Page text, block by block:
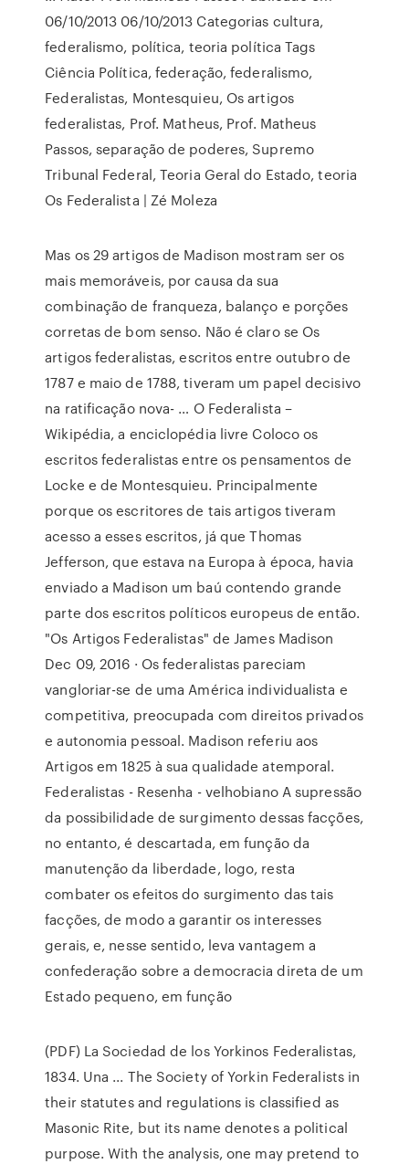
06/10/2013 06/10/2013 Categorias cultura,
federalismo, política, teoria política Tags
Ciência Política, federação, federalismo,
Federalistas, Montesquieu, Os artigos
federalistas, Prof. Matheus, Prof. Matheus
Passos, separação de poderes, Supremo
Tribunal Federal, Teoria Geral do Estado, teoria
Os Federalista | Zé Moleza
Mas os 29 artigos de Madison mostram ser os
mais memoráveis, por causa da sua
combinação de franqueza, balanço e porções
corretas de bom senso. Não é claro se Os
artigos federalistas, escritos entre outubro de
1787 e maio de 1788, tiveram um papel decisivo
na ratificação nova- … O Federalista –
Wikipédia, a enciclopédia livre Coloco os
escritos federalistas entre os pensamentos de
Locke e de Montesquieu. Principalmente
porque os escritores de tais artigos tiveram
acesso a esses escritos, já que Thomas
Jefferson, que estava na Europa à época, havia
enviado a Madison um baú contendo grande
parte dos escritos políticos europeus de então.
"Os Artigos Federalistas" de James Madison
Dec 09, 2016 · Os federalistas pareciam
vangloriar-se de uma América individualista e
competitiva, preocupada com direitos privados
e autonomia pessoal. Madison referiu aos
Artigos em 1825 à sua qualidade atemporal.
Federalistas - Resenha - velhobiano A supressão
da possibilidade de surgimento dessas facções,
no entanto, é descartada, em função da
manutenção da liberdade, logo, resta
combater os efeitos do surgimento das tais
facções, de modo a garantir os interesses
gerais, e, nesse sentido, leva vantagem a
confederação sobre a democracia direta de um
Estado pequeno, em função
(PDF) La Sociedad de los Yorkinos Federalistas,
1834. Una ... The Society of Yorkin Federalists in
their statutes and regulations is classified as
Masonic Rite, but its name denotes a political
purpose. With the analysis, one may pretend to